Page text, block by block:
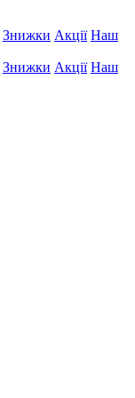
Знижки Акції Наш
Знижки Акції Наш